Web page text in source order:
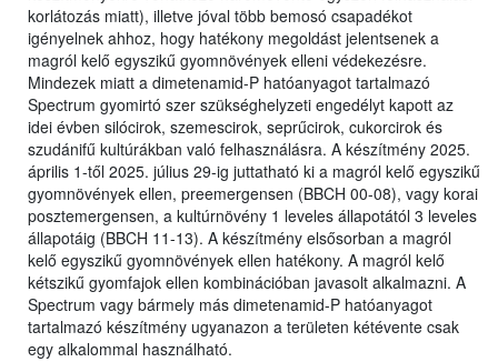
korlátozás miatt), illetve jóval több bemosó csapadékot
igényelnek ahhoz, hogy hatékony megoldást jelentsenek a
magról kelő egyszikű gyomnövények elleni védekezésre.
Mindezek miatt a dimetenamid-P hatóanyagot tartalmazó
Spectrum gyomirtó szer szükséghelyzeti engedélyt kapott az
idei évben silócirok, szemescirok, seprűcirok, cukorcirok és
szudánifű kultúrákban való felhasználásra. A készítmény 2025.
április 1-től 2025. július 29-ig juttatható ki a magról kelő egyszikű
gyomnövények ellen, preemergensen (BBCH 00-08), vagy korai
posztemergensen, a kultúrnövény 1 leveles állapotától 3 leveles
állapotáig (BBCH 11-13). A készítmény elsősorban a magról
kelő egyszikű gyomnövények ellen hatékony. A magról kelő
kétszikű gyomfajok ellen kombinációban javasolt alkalmazni. A
Spectrum vagy bármely más dimetenamid-P hatóanyagot
tartalmazó készítmény ugyanazon a területen kétévente csak
egy alkalommal használható.